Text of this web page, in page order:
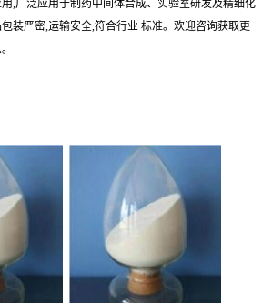
,广泛应用于制药中间体合成、实验室研发及精细化
装严密,运输安全,符合行业 标准。欢迎咨询获取更